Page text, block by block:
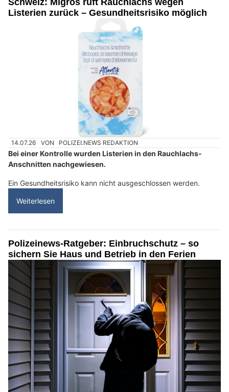
Listerien zurück – Gesundheitsrisiko möglich
14.07.26 VON POLIZEI.NEWS REDAKTION
Bei einer Kontrolle wurden Listerien in den Rauchlachs-
Anschnitten nachgewiesen.
Ein Gesundheitsrisiko kann nicht ausgeschlossen werden.
Weiterlesen
Polizeinews-Ratgeber: Einbruchschutz – so
sichern Sie Haus und Betrieb in den Ferien